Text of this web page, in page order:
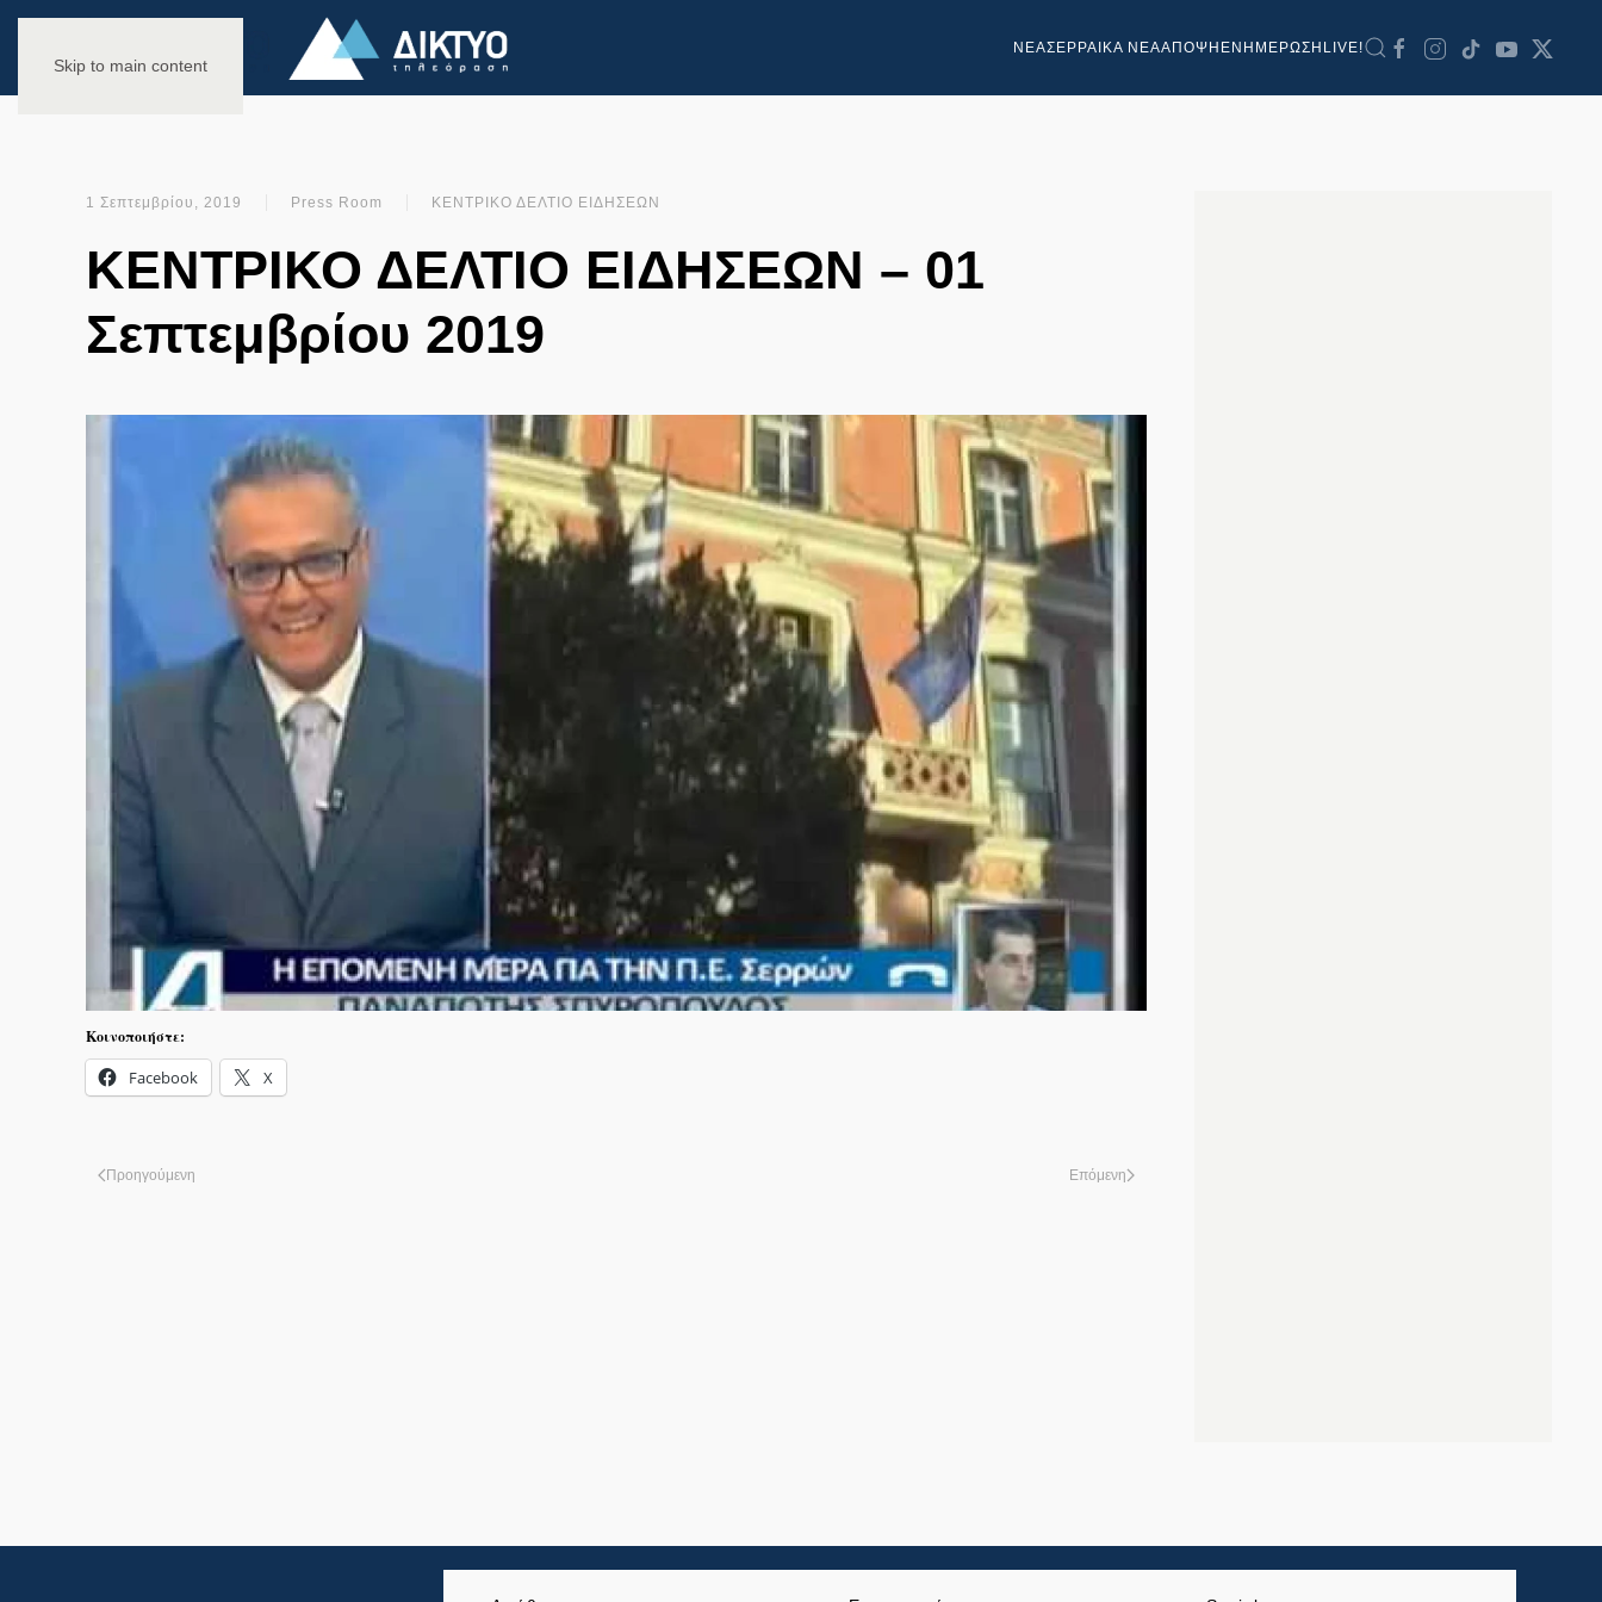
Skip to main content
NEAΣΕΡΡΑΙΚΑ ΝΕΑΑΠΟΨΗ ΕΝΗΜΕΡΩΣΗ LIVE!
1 Σεπτεμβρίου, 2019 Press Room ΚΕΝΤΡΙΚΟ ΔΕΛΤΙΟ ΕΙΔΗΣΕΩΝ
ΚΕΝΤΡΙΚΟ ΔΕΛΤΙΟ ΕΙΔΗΣΕΩΝ – 01
Σεπτεμβρίου 2019
Κοινοποιήστε:
Facebook X
Προηγούμενη Επόμενη